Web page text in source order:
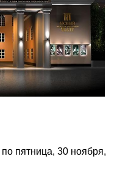
по пятница, 30 ноября,